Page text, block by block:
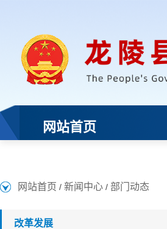
网站首页 / 新闻中心 / 部门动态
改革发展